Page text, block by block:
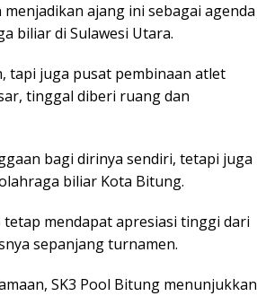
ajang ini sebagai agenda
biliar di Sulawesi Utara.
tapi juga pusat pembinaan atlet
tinggal diberi ruang dan
bagi dirinya sendiri, tetapi juga
biliar Kota Bitung.
mendapat apresiasi tinggi dari
sepanjang turnamen.
SK3 Pool Bitung menunjukkan